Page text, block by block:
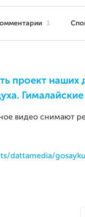
1
проект наших
видео снимают
dattamedia/